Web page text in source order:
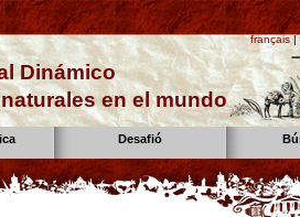
français|
Dinámico
en el mundo
Desafió